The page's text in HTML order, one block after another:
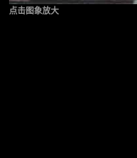
点击图象放大